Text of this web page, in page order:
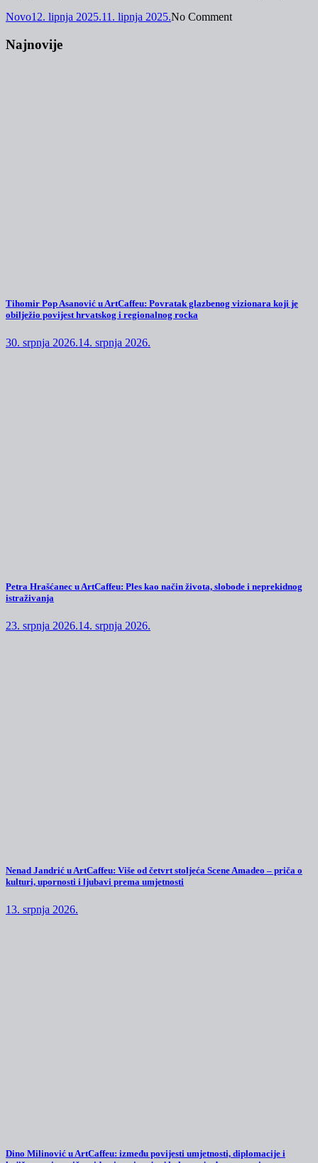
Novo12. lipnja 2025.11. lipnja 2025.No Comment
Najnovije
Tihomir Pop Asanović u ArtCaffeu: Povratak glazbenog vizionara koji je
obilježio povijest hrvatskog i regionalnog rocka
30. srpnja 2026.14. srpnja 2026.
Petra Hrašćanec u ArtCaffeu: Ples kao način života, slobode i neprekidnog
istraživanja
23. srpnja 2026.14. srpnja 2026.
Nenad Jandrić u ArtCaffeu: Više od četvrt stoljeća Scene Amadeo – priča o
kulturi, upornosti i ljubavi prema umjetnosti
13. srpnja 2026.
Dino Milinović u ArtCaffeu: između povijesti umjetnosti, diplomacije i